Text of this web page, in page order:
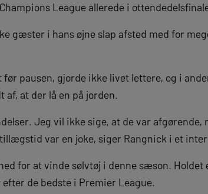
League allerede i
gæster i hans øjne slap afsted med for
pausen, gjorde ikke livet lettere, og i
at der lå en på jorden.
Jeg vil ikke sige, at de var
var en joke, siger Rangnick i et
for at vinde sølvtøj i denne sæson. Holdet
de bedste i Premier League.